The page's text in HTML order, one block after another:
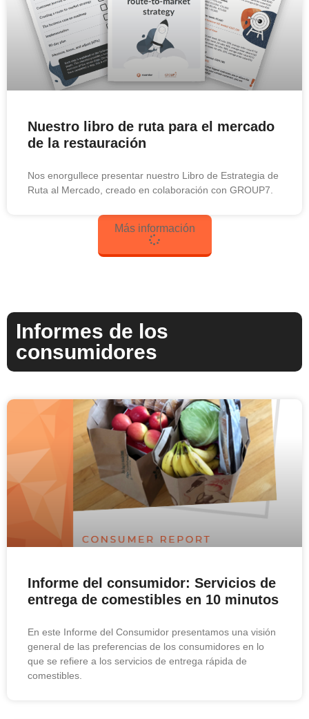
Nuestro libro de ruta para el mercado
de la restauración
Nos enorgullece presentar nuestro Libro de Estrategia de
Ruta al Mercado, creado en colaboración con GROUP7.
Más información
Informes de los
consumidores
Informe del consumidor: Servicios de
entrega de comestibles en 10 minutos
En este Informe del Consumidor presentamos una visión
general de las preferencias de los consumidores en lo
que se refiere a los servicios de entrega rápida de
comestibles.